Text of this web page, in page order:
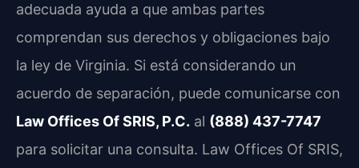
adecuada ayuda a que ambas partes
comprendan sus derechos y obligaciones bajo
la ley de Virginia. Si está considerando un
acuerdo de separación, puede comunicarse con
Law Offices Of SRIS, P.C. al (888) 437-7747
para solicitar una consulta. Law Offices Of SRIS,